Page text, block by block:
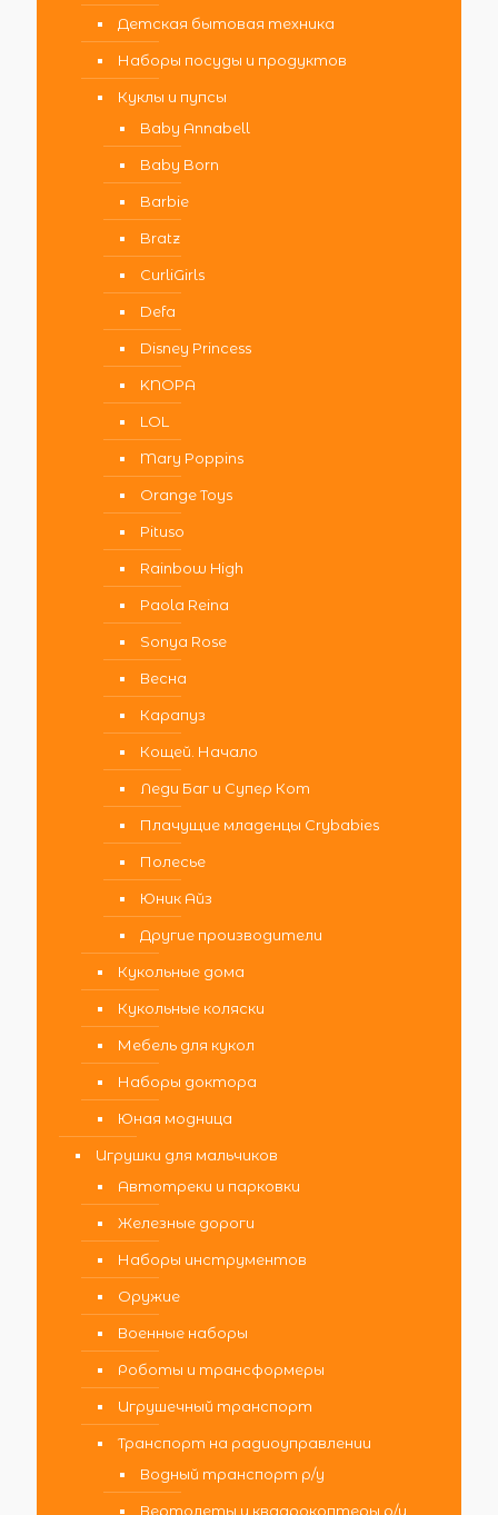
Детская бытовая техника
Наборы посуды и продуктов
Куклы и пупсы
Baby Annabell
Baby Born
Barbie
Bratz
CurliGirls
Defa
Disney Princess
KNOPA
LOL
Mary Poppins
Orange Toys
Pituso
Rainbow High
Paola Reina
Sonya Rose
Весна
Карапуз
Кощей. Начало
Леди Баг и Супер Кот
Плачущие младенцы Crybabies
Полесье
Юник Айз
Другие производители
Кукольные дома
Кукольные коляски
Мебель для кукол
Наборы доктора
Юная модница
Игрушки для мальчиков
Автотреки и парковки
Железные дороги
Наборы инструментов
Оружие
Военные наборы
Роботы и трансформеры
Игрушечный транспорт
Транспорт на радиоуправлении
Водный транспорт р/у
Вертолеты и квадрокоптеры р/у